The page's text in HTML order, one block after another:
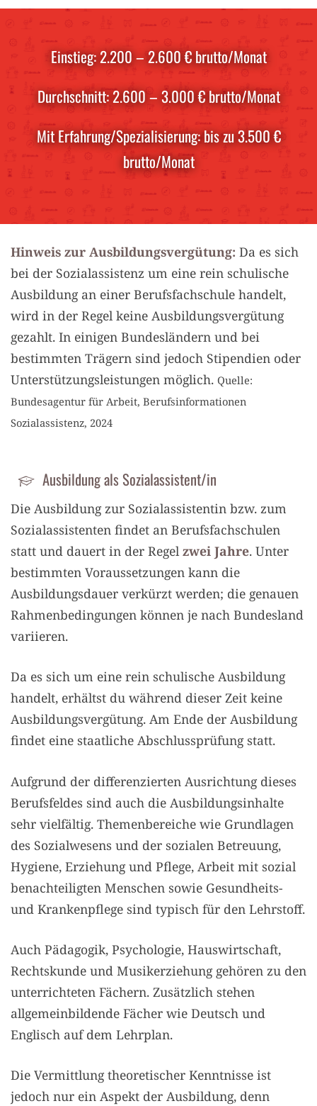
Einstieg: 2.200 – 2.600 € brutto/Monat
Durchschnitt: 2.600 – 3.000 € brutto/Monat
Mit Erfahrung/Spezialisierung: bis zu 3.500 €
brutto/Monat
Hinweis zur Ausbildungsvergütung: Da es sich
bei der Sozialassistenz um eine rein schulische
Ausbildung an einer Berufsfachschule handelt,
wird in der Regel keine Ausbildungsvergütung
gezahlt. In einigen Bundesländern und bei
bestimmten Trägern sind jedoch Stipendien oder
Unterstützungsleistungen möglich. Quelle:
Bundesagentur für Arbeit, Berufsinformationen
Sozialassistenz, 2024
Ausbildung als Sozialassistent/in
Die Ausbildung zur Sozialassistentin bzw. zum
Sozialassistenten findet an Berufsfachschulen
statt und dauert in der Regel zwei Jahre. Unter
bestimmten Voraussetzungen kann die
Ausbildungsdauer verkürzt werden; die genauen
Rahmenbedingungen können je nach Bundesland
variieren.
Da es sich um eine rein schulische Ausbildung
handelt, erhältst du während dieser Zeit keine
Ausbildungsvergütung. Am Ende der Ausbildung
findet eine staatliche Abschlussprüfung statt.
Aufgrund der differenzierten Ausrichtung dieses
Berufsfeldes sind auch die Ausbildungsinhalte
sehr vielfältig. Themenbereiche wie Grundlagen
des Sozialwesens und der sozialen Betreuung,
Hygiene, Erziehung und Pflege, Arbeit mit sozial
benachteiligten Menschen sowie Gesundheits-
und Krankenpflege sind typisch für den Lehrstoff.
Auch Pädagogik, Psychologie, Hauswirtschaft,
Rechtskunde und Musikerziehung gehören zu den
unterrichteten Fächern. Zusätzlich stehen
allgemeinbildende Fächer wie Deutsch und
Englisch auf dem Lehrplan.
Die Vermittlung theoretischer Kenntnisse ist
jedoch nur ein Aspekt der Ausbildung, denn